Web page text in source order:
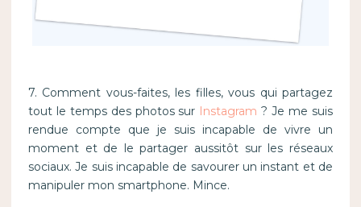
7. Comment vous-faites, les filles, vous qui partagez
tout le temps des photos sur Instagram ? Je me suis
rendue compte que je suis incapable de vivre un
moment et de le partager aussitôt sur les réseaux
sociaux. Je suis incapable de savourer un instant et de
manipuler mon smartphone. Mince.